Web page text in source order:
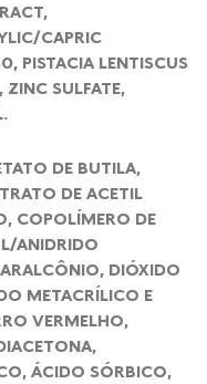
CAPRIC
PISTACIA LENTISCUS
SULFATE,
DE BUTILA,
DE ACETIL
COPOLÍMERO DE
ANIDRIDO
DIÓXIDO
METACRÍLICO E
VERMELHO,
ÁCIDO SÓRBICO,